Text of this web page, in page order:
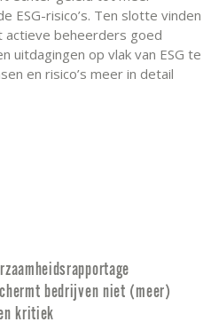
ESG-risico’s. Ten slotte vinden
beheerders goed
uitdagingen op vlak van ESG te
en risico’s meer in detail
bedrijven niet (meer)
kritiek